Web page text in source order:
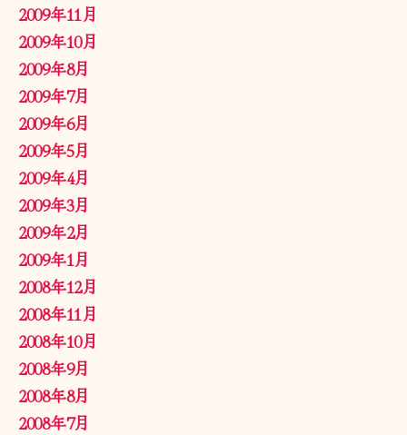
2009年11月
2009年10月
2009年8月
2009年7月
2009年6月
2009年5月
2009年4月
2009年3月
2009年2月
2009年1月
2008年12月
2008年11月
2008年10月
2008年9月
2008年8月
2008年7月